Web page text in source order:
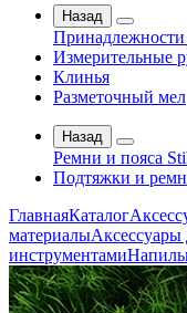
Назад
Принадлежности
Измерительные
Клинья
Разметочный мел
Назад
Ремни и пояса
Подтяжки и
ГлавнаяКаталог
материалыАксессуары
инструментами